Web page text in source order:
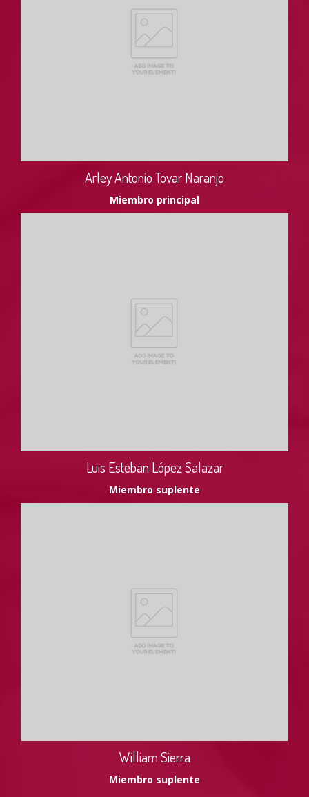
Arley Antonio Tovar Naranjo
Miembro principal
Luis Esteban López Salazar
Miembro suplente
William Sierra
Miembro suplente